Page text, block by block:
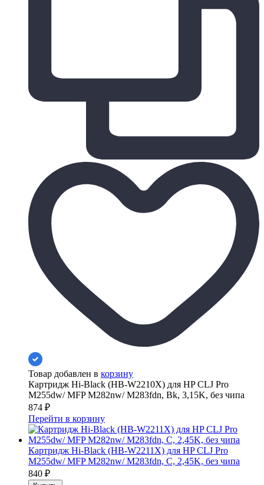
Товар добавлен в корзину
Картридж Hi-Black (HB-W2210X) для HP CLJ Pro
M255dw/ MFP M282nw/ M283fdn, Bk, 3,15K, без чипа
874 ₽
Перейти в корзину
Картридж Hi-Black (HB-W2211X) для HP CLJ Pro
M255dw/ MFP M282nw/ M283fdn, C, 2,45K, без чипа
840 ₽